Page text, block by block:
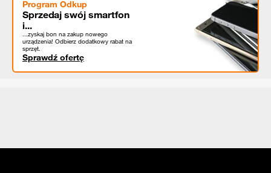
Program Odkup
Sprzedaj swój smartfon
i...
...zyskaj bon na zakup nowego
urządzenia! Odbierz dodatkowy rabat na
sprzęt.
Sprawdź ofertę